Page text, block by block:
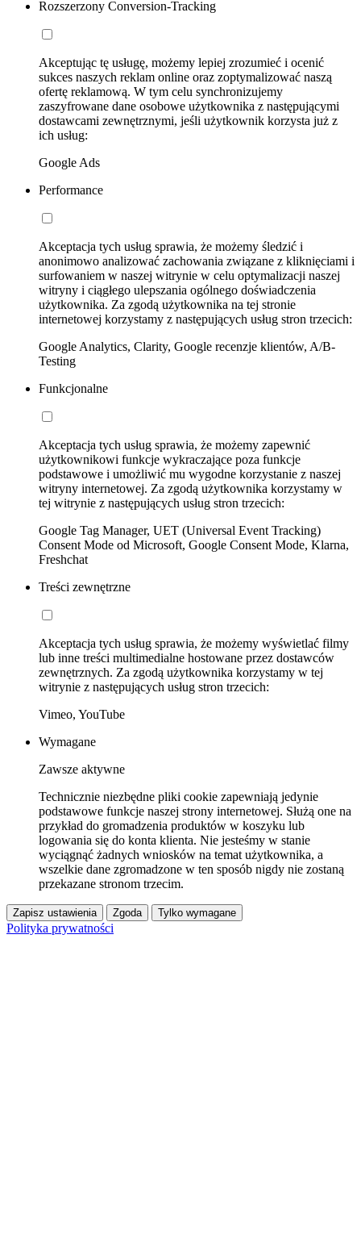
Rozszerzony Conversion-Tracking
Akceptując tę usługę, możemy lepiej zrozumieć i ocenić
sukces naszych reklam online oraz zoptymalizować naszą
ofertę reklamową. W tym celu synchronizujemy
zaszyfrowane dane osobowe użytkownika z następującymi
dostawcami zewnętrznymi, jeśli użytkownik korzysta już z
ich usług:
Google Ads
Performance
Akceptacja tych usług sprawia, że możemy śledzić i
anonimowo analizować zachowania związane z kliknięciami i
surfowaniem w naszej witrynie w celu optymalizacji naszej
witryny i ciągłego ulepszania ogólnego doświadczenia
użytkownika. Za zgodą użytkownika na tej stronie
internetowej korzystamy z następujących usług stron trzecich:
Google Analytics, Clarity, Google recenzje klientów, A/B-
Testing
Funkcjonalne
Akceptacja tych usług sprawia, że możemy zapewnić
użytkownikowi funkcje wykraczające poza funkcje
podstawowe i umożliwić mu wygodne korzystanie z naszej
witryny internetowej. Za zgodą użytkownika korzystamy w
tej witrynie z następujących usług stron trzecich:
Google Tag Manager, UET (Universal Event Tracking)
Consent Mode od Microsoft, Google Consent Mode, Klarna,
Freshchat
Treści zewnętrzne
Akceptacja tych usług sprawia, że możemy wyświetlać filmy
lub inne treści multimedialne hostowane przez dostawców
zewnętrznych. Za zgodą użytkownika korzystamy w tej
witrynie z następujących usług stron trzecich:
Vimeo, YouTube
Wymagane
Zawsze aktywne
Technicznie niezbędne pliki cookie zapewniają jedynie
podstawowe funkcje naszej strony internetowej. Służą one na
przykład do gromadzenia produktów w koszyku lub
logowania się do konta klienta. Nie jesteśmy w stanie
wyciągnąć żadnych wniosków na temat użytkownika, a
wszelkie dane zgromadzone w ten sposób nigdy nie zostaną
przekazane stronom trzecim.
Zapisz ustawienia Zgoda Tylko wymagane
Polityka prywatności